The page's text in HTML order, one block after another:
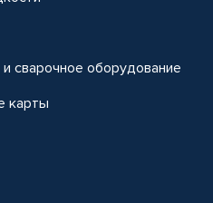
сварочное оборудование
карты